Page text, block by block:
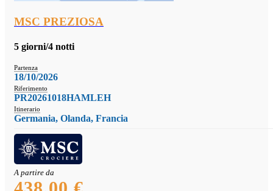
MSC PREZIOSA
5 giorni/4 notti
Partenza
18/10/2026
Riferimento
PR20261018HAMLEH
Itinerario
Germania, Olanda, Francia
A partire da